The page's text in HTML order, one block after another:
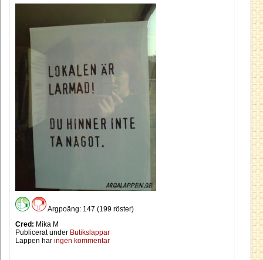
Argpoäng: 147 (199 röster)
Cred: Mika M
Publicerat under Butikslappar
Lappen har ingen kommentar